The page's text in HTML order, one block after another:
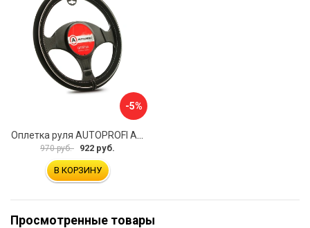
-5%
970 руб. 922 руб.
В КОРЗИНУ
Просмотренные товары